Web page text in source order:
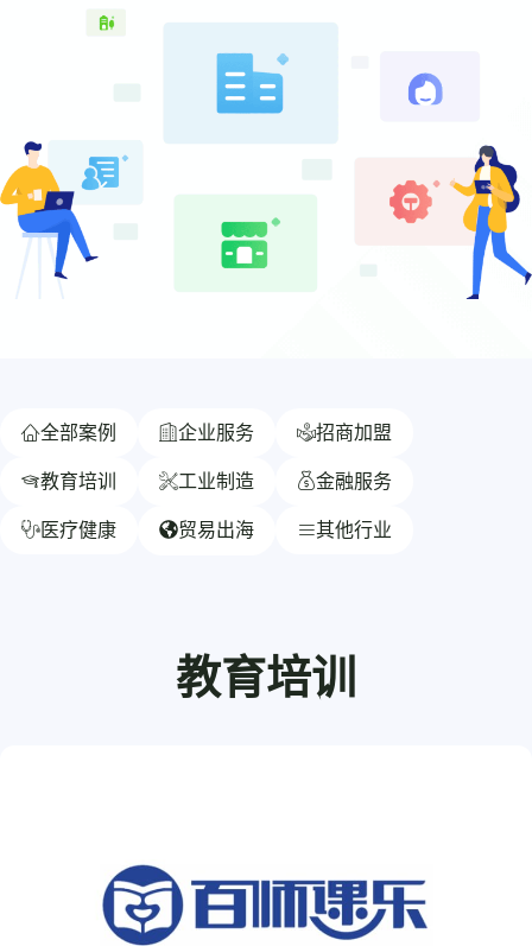
全部案例 企业服务
招商加盟
教育培训
工业制造
金融服务
医疗健康
贸易出海 其他行业
教育培训